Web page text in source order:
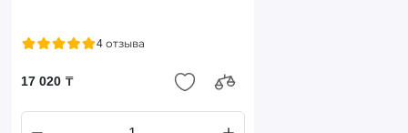
4 отзыва
17 020 ₸